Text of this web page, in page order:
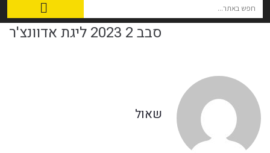
סבב 2 2023 ליגת אדוונצ'ר
שאול